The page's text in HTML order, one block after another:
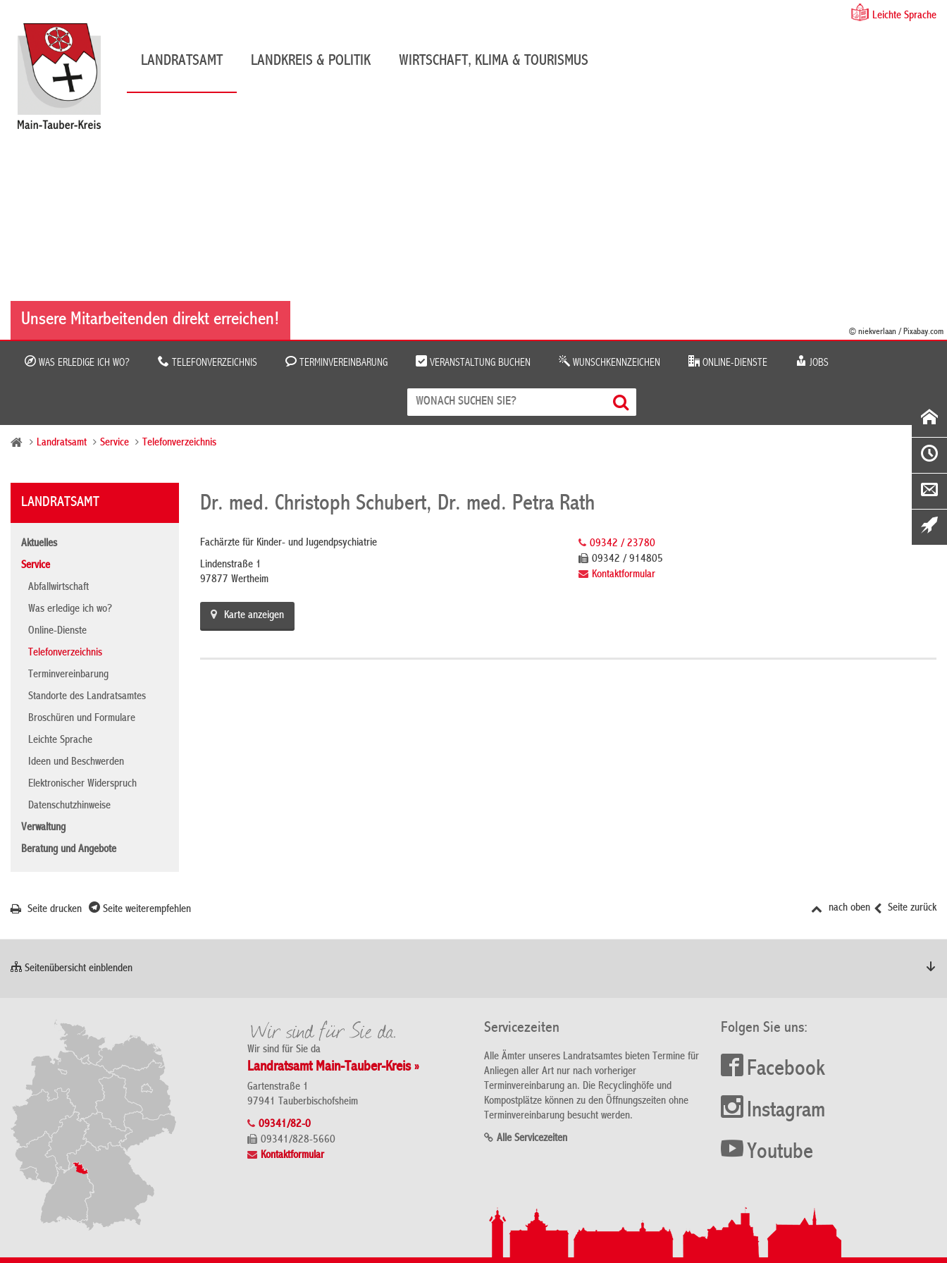
Leichte Sprache
LANDRATSAMT LANDKREIS & POLITIK WIRTSCHAFT, KLIMA & TOURISMUS
Unsere Mitarbeitenden direkt erreichen!
© niekverlaan / Pixabay.com
WAS ERLEDIGE ICH WO? TELEFONVERZEICHNIS TERMINVEREINBARUNG VERANSTALTUNG BUCHEN WUNSCHKENNZEICHEN ONLINE-DIENSTE JOBS
Landratsamt Service Telefonverzeichnis
LANDRATSAMT
Aktuelles
Service
Abfallwirtschaft
Was erledige ich wo?
Online-Dienste
Telefonverzeichnis
Terminvereinbarung
Standorte des Landratsamtes
Broschüren und Formulare
Leichte Sprache
Ideen und Beschwerden
Elektronischer Widerspruch
Datenschutzhinweise
Verwaltung
Beratung und Angebote
Dr. med. Christoph Schubert, Dr. med. Petra Rath
Fachärzte für Kinder- und Jugendpsychiatrie
Lindenstraße 1
97877 Wertheim
09342 / 23780
09342 / 914805
Kontaktformular
Karte anzeigen
Seite zurück
nach oben
Seite drucken Seite weiterempfehlen
Seitenübersicht einblenden
Wir sind für Sie da
Landratsamt Main-Tauber-Kreis »
Gartenstraße 1
97941 Tauberbischofsheim
09341/82-0
09341/828-5660
Kontaktformular
Servicezeiten
Alle Ämter unseres Landratsamtes bieten Termine für
Anliegen aller Art nur nach vorheriger
Terminvereinbarung an. Die Recyclinghöfe und
Kompostplätze können zu den Öffnungszeiten ohne
Terminvereinbarung besucht werden.
Alle Servicezeiten
Folgen Sie uns:
Facebook
Instagram
Youtube